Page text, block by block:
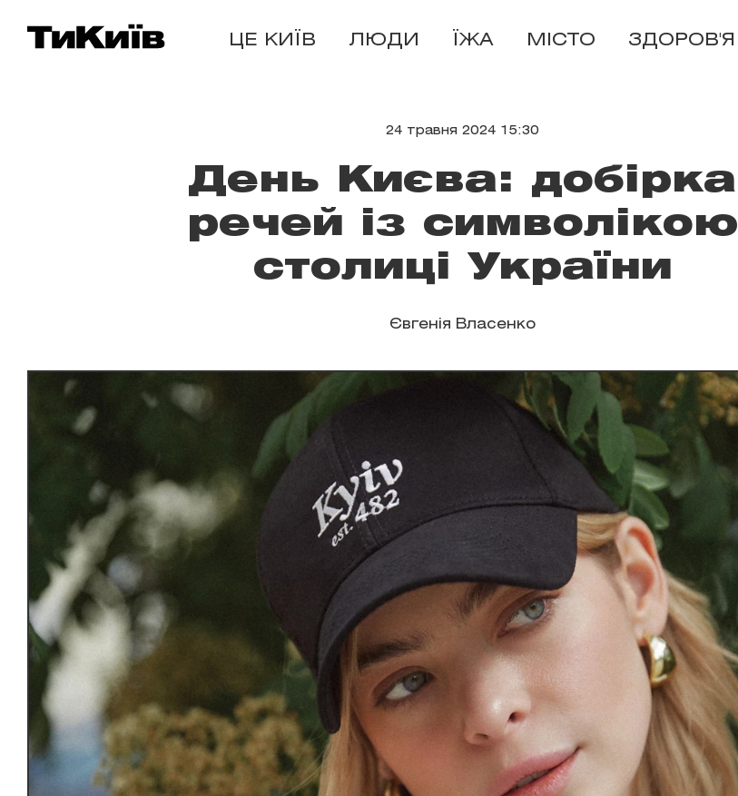
ЦЕ КИЇВ ЛЮДИ ЇЖА МІСТО ЗДОРОВ'Я
24 травня 2024 15:30
День Києва: добірка
речей із символікою
столиці України
Євгенія Власенко